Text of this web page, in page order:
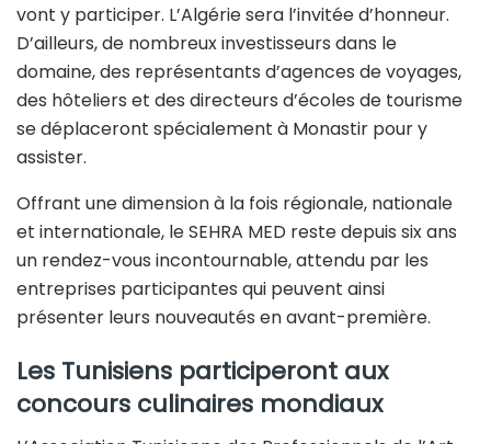
vont y participer. L’Algérie sera l’invitée d’honneur.
D’ailleurs, de nombreux investisseurs dans le
domaine, des représentants d’agences de voyages,
des hôteliers et des directeurs d’écoles de tourisme
se déplaceront spécialement à Monastir pour y
assister.
Offrant une dimension à la fois régionale, nationale
et internationale, le SEHRA MED reste depuis six ans
un rendez-vous incontournable, attendu par les
entreprises participantes qui peuvent ainsi
présenter leurs nouveautés en avant-première.
Les Tunisiens participeront aux
concours culinaires mondiaux